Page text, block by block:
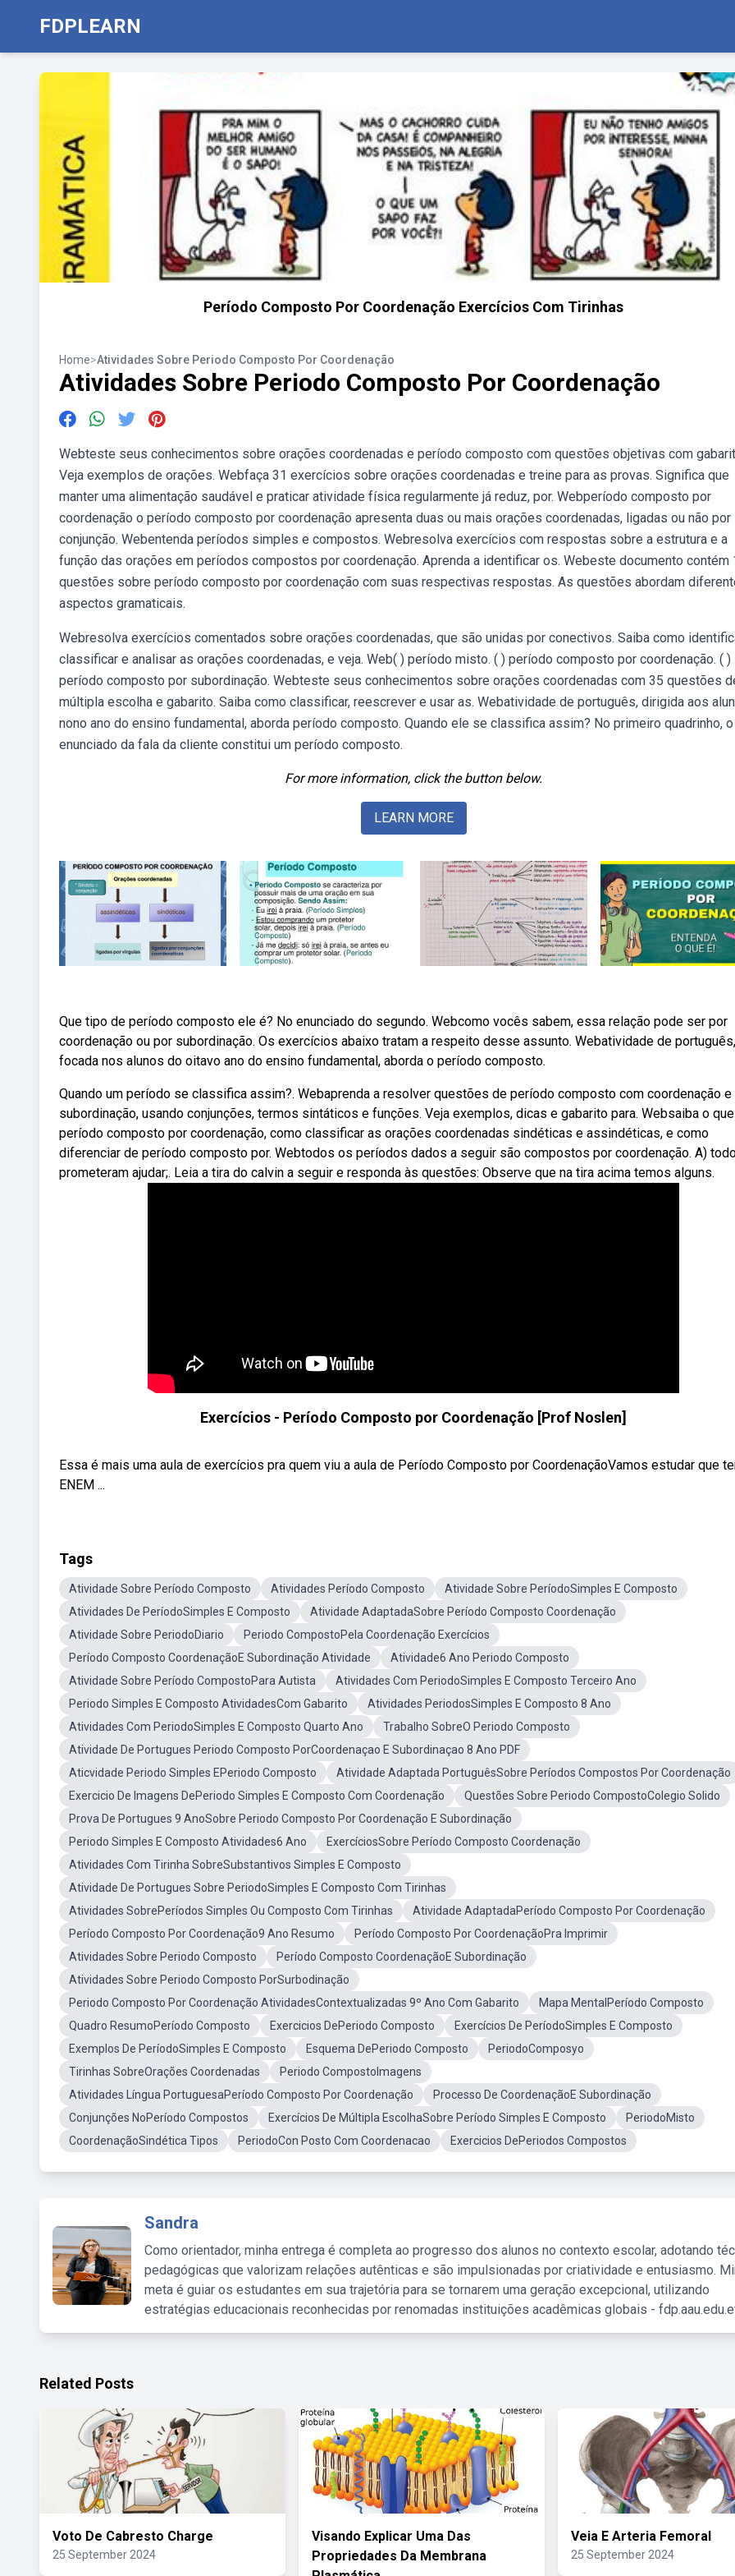
FDPLEARN
Período Composto Por Coordenação Exercícios Com Tirinhas
Home>Atividades Sobre Periodo Composto Por Coordenação
Atividades Sobre Periodo Composto Por Coordenação
Webteste seus conhecimentos sobre orações coordenadas e período composto com questões objetivas com
Veja exemplos de orações. Webfaça 31 exercícios sobre orações coordenadas e treine para as provas. Significa que
manter uma alimentação saudável e praticar atividade física regularmente já reduz, por. Webperíodo composto por
coordenação o período composto por coordenação apresenta duas ou mais orações coordenadas, ligadas ou não por
conjunção. Webentenda períodos simples e compostos. Webresolva exercícios com respostas sobre a estrutura e a
função das orações em períodos compostos por coordenação. Aprenda a identificar os. Webeste documento contém
questões sobre período composto por coordenação com suas respectivas respostas. As questões abordam
aspectos gramaticais.
Webresolva exercícios comentados sobre orações coordenadas, que são unidas por conectivos. Saiba como
classificar e analisar as orações coordenadas, e veja. Web( ) período misto. ( ) período composto por coordenação. ( )
período composto por subordinação. Webteste seus conhecimentos sobre orações coordenadas com 35 questões
múltipla escolha e gabarito. Saiba como classificar, reescrever e usar as. Webatividade de português, dirigida aos
nono ano do ensino fundamental, aborda período composto. Quando ele se classifica assim? No primeiro quadrinho, o
enunciado da fala da cliente constitui um período composto.
For more information, click the button below.
LEARN MORE
Que tipo de período composto ele é? No enunciado do segundo. Webcomo vocês sabem, essa relação pode ser por
coordenação ou por subordinação. Os exercícios abaixo tratam a respeito desse assunto. Webatividade de português,
focada nos alunos do oitavo ano do ensino fundamental, aborda o período composto.
Quando um período se classifica assim?. Webaprenda a resolver questões de período composto com coordenação e
subordinação, usando conjunções, termos sintáticos e funções. Veja exemplos, dicas e gabarito para. Websaiba o
período composto por coordenação, como classificar as orações coordenadas sindéticas e assindéticas, e como
diferenciar de período composto por. Webtodos os períodos dados a seguir são compostos por coordenação. A)
prometeram ajudar;. Leia a tira do calvin a seguir e responda às questões: Observe que na tira acima temos alguns.
Exercícios - Período Composto por Coordenação [Prof Noslen]
Essa é mais uma aula de exercícios pra quem viu a aula de Período Composto por CoordenaçãoVamos estudar que
ENEM ...
Tags
Atividade Sobre Período Composto Atividades Período Composto
Atividade Sobre PeríodoSimples E Composto
Atividades De PeríodoSimples E Composto
Atividade AdaptadaSobre Período Composto Coordenação
Atividade Sobre PeriodoDiario
Periodo CompostoPela Coordenação Exercícios
Período Composto CoordenaçãoE Subordinação Atividade
Atividade6 Ano Periodo Composto
Atividade Sobre Período CompostoPara Autista
Atividades Com PeriodoSimples E Composto Terceiro Ano
Periodo Simples E Composto AtividadesCom Gabarito
Atividades PeriodosSimples E Composto 8 Ano
Atividades Com PeriodoSimples E Composto Quarto Ano
Trabalho SobreO Periodo Composto
Atividade De Portugues Periodo Composto PorCoordenaçao E Subordinaçao 8 Ano PDF
Aticvidade Periodo Simples EPeriodo Composto
Atividade Adaptada PortuguêsSobre Períodos Compostos Por Coordenação
Exercicio De Imagens DePeriodo Simples E Composto Com Coordenação
Questões Sobre Periodo CompostoColegio Solido
Prova De Portugues 9 AnoSobre Periodo Composto Por Coordenação E Subordinação
Periodo Simples E Composto Atividades6 Ano
ExercíciosSobre Período Composto Coordenação
Atividades Com Tirinha SobreSubstantivos Simples E Composto
Atividade De Portugues Sobre PeriodoSimples E Composto Com Tirinhas
Atividades SobrePeríodos Simples Ou Composto Com Tirinhas
Atividade AdaptadaPeríodo Composto Por Coordenação
Período Composto Por Coordenação9 Ano Resumo
Período Composto Por CoordenaçãoPra Imprimir
Atividades Sobre Periodo Composto
Período Composto CoordenaçãoE Subordinação
Atividades Sobre Periodo Composto PorSurbodinação
Periodo Composto Por Coordenação AtividadesContextualizadas 9º Ano Com Gabarito
Mapa MentalPeríodo Composto
Quadro ResumoPeríodo Composto
Exercicios DePeriodo Composto
Exercícios De PeríodoSimples E Composto
Exemplos De PeríodoSimples E Composto
Esquema DePeriodo Composto
PeriodoComposyo
Tirinhas SobreOrações Coordenadas
Periodo CompostoImagens
Atividades Língua PortuguesaPeríodo Composto Por Coordenação
Processo De CoordenaçãoE Subordinação
Conjunções NoPeríodo Compostos
Exercícios De Múltipla EscolhaSobre Período Simples E Composto
PeriodoMisto
CoordenaçãoSindética Tipos
PeriodoCon Posto Com Coordenacao Exercicios DePeriodos Compostos
Sandra
Como orientador, minha entrega é completa ao progresso dos alunos no contexto escolar, adotando
pedagógicas que valorizam relações autênticas e são impulsionadas por criatividade e entusiasmo.
meta é guiar os estudantes em sua trajetória para se tornarem uma geração excepcional, utilizando
estratégias educacionais reconhecidas por renomadas instituições acadêmicas globais -
Related Posts
Voto De Cabresto Charge
25 September 2024
Visando Explicar Uma Das
Propriedades Da Membrana
Veia E Arteria Femoral
25 September 2024